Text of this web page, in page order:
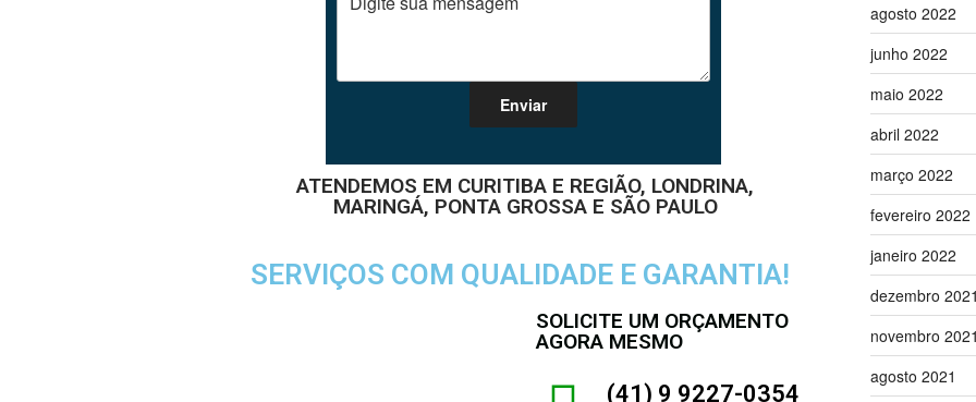
ATENDEMOS EM CURITIBA E REGIÃO, LONDRINA,
MARINGÁ, PONTA GROSSA E SÃO PAULO
SERVIÇOS COM QUALIDADE E GARANTIA!
SOLICITE UM ORÇAMENTO
AGORA MESMO
(41) 9 9227-0354
agosto 2022
junho 2022
maio 2022
abril 2022
março 2022
fevereiro 2022
janeiro 2022
dezembro 2021
novembro 2021
agosto 2021